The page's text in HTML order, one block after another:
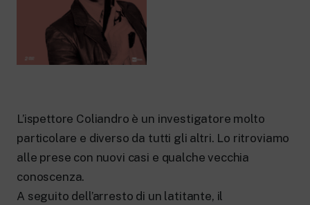
New 24 ore su 24: attualità, ultime notizie
e aggiornamenti.
Le redazioni regionali di RaiNews.
Rai TgR
Approfondimenti culturali su Arte,
Letteratura, Storia e molto altro.
Rai Cultura
Per le scuole secondarie di I e II grado,
Rai Scuola
L’ispettore Coliandro è un investigatore molto
particolare e diverso da tutti gli altri. Lo ritroviamo
alle prese con nuovi casi e qualche vecchia
conoscenza.
A seguito dell’arresto di un latitante, il